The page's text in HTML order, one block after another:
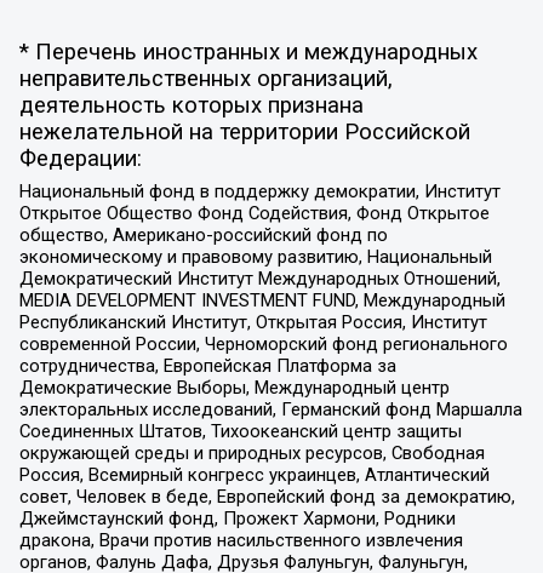
* Перечень иностранных и международных
неправительственных организаций,
деятельность которых признана
нежелательной на территории Российской
Федерации:
Национальный фонд в поддержку демократии, Институт
Открытое Общество Фонд Содействия, Фонд Открытое
общество, Американо-российский фонд по
экономическому и правовому развитию, Национальный
Демократический Институт Международных Отношений,
MEDIA DEVELOPMENT INVESTMENT FUND, Международный
Республиканский Институт, Открытая Россия, Институт
современной России, Черноморский фонд регионального
сотрудничества, Европейская Платформа за
Демократические Выборы, Международный центр
электоральных исследований, Германский фонд Маршалла
Соединенных Штатов, Тихоокеанский центр защиты
окружающей среды и природных ресурсов, Свободная
Россия, Всемирный конгресс украинцев, Атлантический
совет, Человек в беде, Европейский фонд за демократию,
Джеймстаунский фонд, Прожект Хармони, Родники
дракона, Врачи против насильственного извлечения
органов, Фалунь Дафа, Друзья Фалуньгун, Фалуньгун,